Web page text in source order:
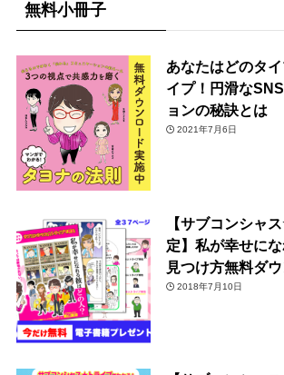
無料小冊子
あなたはどのタ
イプ！円滑な
ョンの秘訣とは
2021年7月6日
【サブコンシャ
定】私が幸せに
見つけ方無料ダ
2018年7月10日